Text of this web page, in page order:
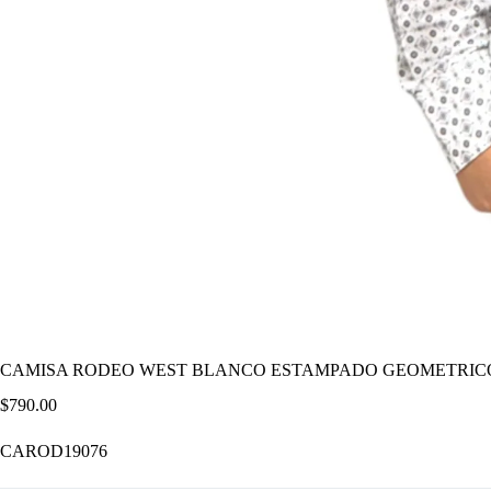
CAMISA RODEO WEST BLANCO ESTAMPADO
$790.00
CAROD19076